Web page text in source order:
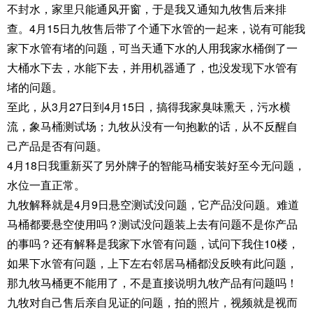
不封水，家里只能通风开窗，于是我又通知九牧售后来排
查。4月15日九牧售后带了个通下水管的一起来，说有可能我
家下水管有堵的问题，可当天通下水的人用我家水桶倒了一
大桶水下去，水能下去，并用机器通了，也没发现下水管有
堵的问题。
至此，从3月27日到4月15日，搞得我家臭味熏天，污水横
流，象马桶测试场；九牧从没有一句抱歉的话，从不反醒自
己产品是否有问题。
4月18日我重新买了另外牌子的智能马桶安装好至今无问题，
水位一直正常。
九牧解释就是4月9日悬空测试没问题，它产品没问题。难道
马桶都要悬空使用吗？测试没问题装上去有问题不是你产品
的事吗？还有解释是我家下水管有问题，试问下我住10楼，
如果下水管有问题，上下左右邻居马桶都没反映有此问题，
那九牧马桶更不能用了，不是直接说明九牧产品有问题吗！
九牧对自己售后亲自见证的问题，拍的照片，视频就是视而